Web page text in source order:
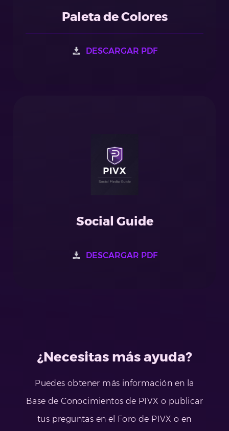
Paleta de Colores
DESCARGAR PDF
Social Guide
DESCARGAR PDF
¿Necesitas más ayuda?
Puedes obtener más información en la
Base de Conocimientos de PIVX o publicar
tus preguntas en el Foro de PIVX o en